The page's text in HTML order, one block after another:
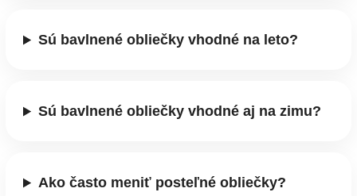
Sú bavlnené obliečky vhodné na leto?
Sú bavlnené obliečky vhodné aj na zimu?
Ako často meniť posteľné obliečky?